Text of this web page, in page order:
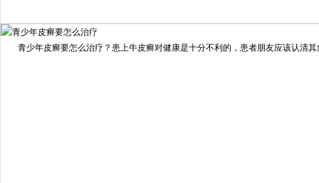
我要咨询我要预约
擅长：住院部主任 【个人简介】 肖建华，成都银康银屑病...
青少年皮癣要怎么治疗？患上牛皮癣对健康是十分不利的，患者朋友应该认清其